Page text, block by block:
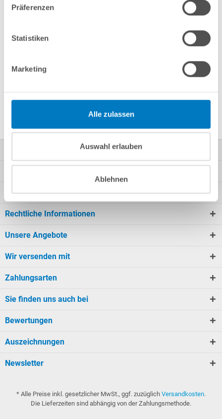
Präferenzen
Statistiken
Marketing
Alle zulassen
Auswahl erlauben
Ablehnen
Anfrageformular
Kundeninformationen
Rechtliche Informationen
Unsere Angebote
Wir versenden mit
Zahlungsarten
Sie finden uns auch bei
Bewertungen
Auszeichnungen
Newsletter
* Alle Preise inkl. gesetzlicher MwSt., ggf. zuzüglich Versandkosten.
Die Lieferzeiten sind abhängig von der Zahlungsmethode.